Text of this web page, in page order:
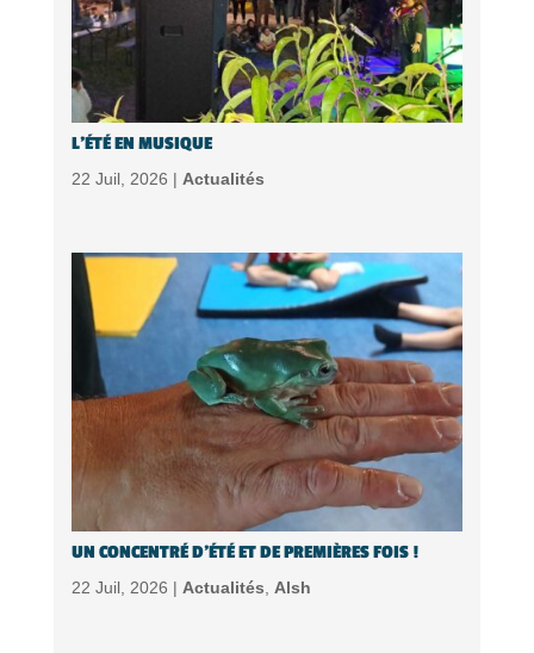
L’ÉTÉ EN MUSIQUE
22 Juil, 2026 | Actualités
UN CONCENTRÉ D’ÉTÉ ET DE PREMIÈRES FOIS !
22 Juil, 2026 | Actualités Alsh